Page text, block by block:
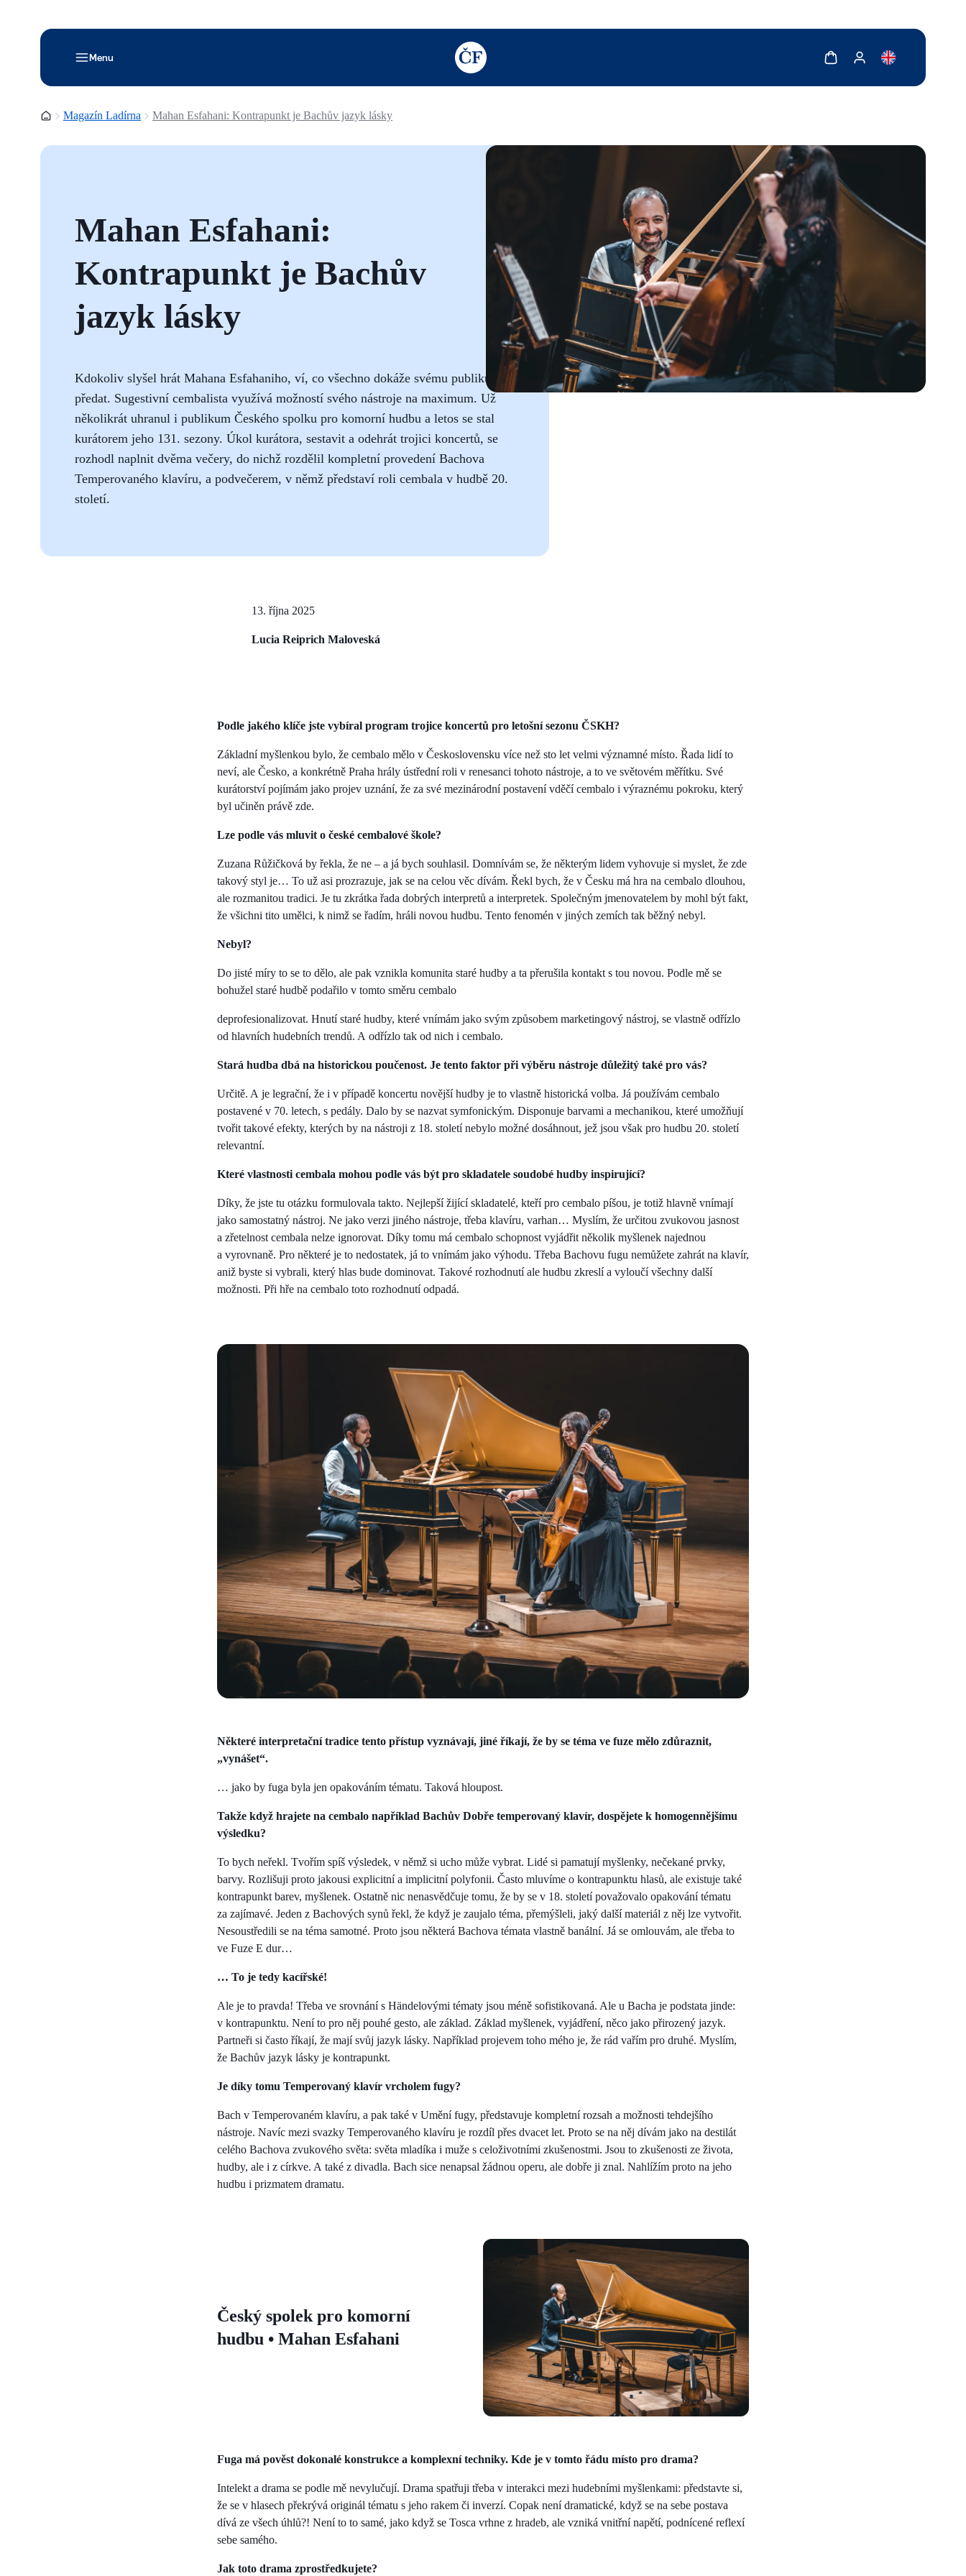
Menu
TODO: Add description for reader
Zobrazit košíkZobrazit můj účet
Domovská stránka
Magazín Ladírna Mahan Esfahani: Kontrapunkt je Bachův jazyk lásky
Mahan Esfahani:
Kontrapunkt je Bachův
jazyk lásky
Kdokoliv slyšel hrát Mahana Esfahaniho, ví, co všechno dokáže svému publiku
předat. Sugestivní cembalista využívá možností svého nástroje na maximum. Už
několikrát uhranul i publikum Českého spolku pro komorní hudbu a letos se stal
kurátorem jeho 131. sezony. Úkol kurátora, sestavit a odehrát trojici koncertů, se
rozhodl naplnit dvěma večery, do nichž rozdělil kompletní provedení Bachova
Temperovaného klavíru, a podvečerem, v němž představí roli cembala v hudbě 20.
století.
13. října 2025
Lucia Reiprich Maloveská
Podle jakého klíče jste vybíral program trojice koncertů pro letošní sezonu ČSKH?
Základní myšlenkou bylo, že cembalo mělo v Československu více než sto let velmi významné místo. Řada lidí to
neví, ale Česko, a konkrétně Praha hrály ústřední roli v renesanci tohoto nástroje, a to ve světovém měřítku. Své
kurátorství pojímám jako projev uznání, že za své mezinárodní postavení vděčí cembalo i výraznému pokroku, který
byl učiněn právě zde.
Lze podle vás mluvit o české cembalové škole?
Zuzana Růžičková by řekla, že ne – a já bych souhlasil. Domnívám se, že některým lidem vyhovuje si myslet, že zde
takový styl je… To už asi prozrazuje, jak se na celou věc dívám. Řekl bych, že v Česku má hra na cembalo dlouhou,
ale rozmanitou tradici. Je tu zkrátka řada dobrých interpretů a interpretek. Společným jmenovatelem by mohl být fakt,
že všichni tito umělci, k nimž se řadím, hráli novou hudbu. Tento fenomén v jiných zemích tak běžný nebyl.
Nebyl?
Do jisté míry to se to dělo, ale pak vznikla komunita staré hudby a ta přerušila kontakt s tou novou. Podle mě se
bohužel staré hudbě podařilo v tomto směru cembalo
deprofesionalizovat. Hnutí staré hudby, které vnímám jako svým způsobem marketingový nástroj, se vlastně odřízlo
od hlavních hudebních trendů. A odřízlo tak od nich i cembalo.
Stará hudba dbá na historickou poučenost. Je tento faktor při výběru nástroje důležitý také pro vás?
Určitě. A je legrační, že i v případě koncertu novější hudby je to vlastně historická volba. Já používám cembalo
postavené v 70. letech, s pedály. Dalo by se nazvat symfonickým. Disponuje barvami a mechanikou, které umožňují
tvořit takové efekty, kterých by na nástroji z 18. století nebylo možné dosáhnout, jež jsou však pro hudbu 20. století
relevantní.
Které vlastnosti cembala mohou podle vás být pro skladatele soudobé hudby inspirující?
Díky, že jste tu otázku formulovala takto. Nejlepší žijící skladatelé, kteří pro cembalo píšou, je totiž hlavně vnímají
jako samostatný nástroj. Ne jako verzi jiného nástroje, třeba klavíru, varhan… Myslím, že určitou zvukovou jasnost
a zřetelnost cembala nelze ignorovat. Díky tomu má cembalo schopnost vyjádřit několik myšlenek najednou
a vyrovnaně. Pro některé je to nedostatek, já to vnímám jako výhodu. Třeba Bachovu fugu nemůžete zahrát na klavír,
aniž byste si vybrali, který hlas bude dominovat. Takové rozhodnutí ale hudbu zkreslí a vyloučí všechny další
možnosti. Při hře na cembalo toto rozhodnutí odpadá.
Některé interpretační tradice tento přístup vyznávají, jiné říkají, že by se téma ve fuze mělo zdůraznit,
„vynášet“.
… jako by fuga byla jen opakováním tématu. Taková hloupost.
Takže když hrajete na cembalo například Bachův Dobře temperovaný klavír, dospějete k homogennějšímu
výsledku?
To bych neřekl. Tvořím spíš výsledek, v němž si ucho může vybrat. Lidé si pamatují myšlenky, nečekané prvky,
barvy. Rozlišuji proto jakousi explicitní a implicitní polyfonii. Často mluvíme o kontrapunktu hlasů, ale existuje také
kontrapunkt barev, myšlenek. Ostatně nic nenasvědčuje tomu, že by se v 18. století považovalo opakování tématu
za zajímavé. Jeden z Bachových synů řekl, že když je zaujalo téma, přemýšleli, jaký další materiál z něj lze vytvořit.
Nesoustředili se na téma samotné. Proto jsou některá Bachova témata vlastně banální. Já se omlouvám, ale třeba to
ve Fuze E dur…
… To je tedy kacířské!
Ale je to pravda! Třeba ve srovnání s Händelovými tématy jsou méně sofistikovaná. Ale u Bacha je podstata jinde:
v kontrapunktu. Není to pro něj pouhé gesto, ale základ. Základ myšlenek, vyjádření, něco jako přirozený jazyk.
Partneři si často říkají, že mají svůj jazyk lásky. Například projevem toho mého je, že rád vařím pro druhé. Myslím,
že Bachův jazyk lásky je kontrapunkt.
Je díky tomu Temperovaný klavír vrcholem fugy?
Bach v Temperovaném klavíru, a pak také v Umění fugy, představuje kompletní rozsah a možnosti tehdejšího
nástroje. Navíc mezi svazky Temperovaného klavíru je rozdíl přes dvacet let. Proto se na něj dívám jako na destilát
celého Bachova zvukového světa: světa mladíka i muže s celoživotními zkušenostmi. Jsou to zkušenosti ze života,
hudby, ale i z církve. A také z divadla. Bach sice nenapsal žádnou operu, ale dobře ji znal. Nahlížím proto na jeho
hudbu i prizmatem dramatu.
Český spolek pro komorní
hudbu • Mahan Esfahani
Fuga má pověst dokonalé konstrukce a komplexní techniky. Kde je v tomto řádu místo pro drama?
Intelekt a drama se podle mě nevylučují. Drama spatřuji třeba v interakci mezi hudebními myšlenkami: představte si,
že se v hlasech překrývá originál tématu s jeho rakem či inverzí. Copak není dramatické, když se na sebe postava
dívá ze všech úhlů?! Není to to samé, jako když se Tosca vrhne z hradeb, ale vzniká vnitřní napětí, podnícené reflexí
sebe samého.
Jak toto drama zprostředkujete?